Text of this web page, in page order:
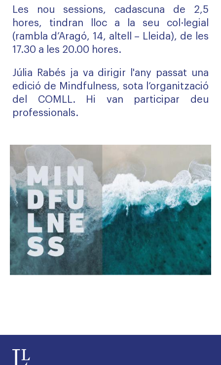
Les nou sessions, cadascuna de 2,5
hores, tindran lloc a la seu col·legial
(rambla d’Aragó, 14, altell – Lleida), de les
17.30 a les 20.00 hores.
Júlia Rabés ja va dirigir l'any passat una
edició de Mindfulness, sota l’organització
del COMLL. Hi van participar deu
professionals.